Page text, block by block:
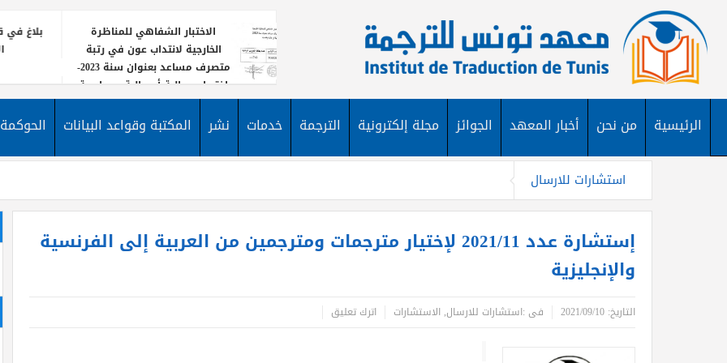
الاختبار الشفاهي للمناظرة
الخارجية لانتداب عون في رتبة
متصرف مساعد بعنوان سنة 2023-
اختصاص مالية أو مالية ومحاسبة
بلاغ في
يعلن
نشر
الرئيسية من نحن أخبار المعهد الجوائز مجلة إلكترونية الترجمة خدمات نشر المكتبة وقواعد البيانات الحوكمة
استشارات للارسال
إستشارة عدد 2021/11 لإختيار مترجمات ومترجمين من العربية إلى الفرنسية
والإنجليزية
التاريخ: 2021/09/10 فى :استشارات للارسال,الاستشارات اترك تعليق